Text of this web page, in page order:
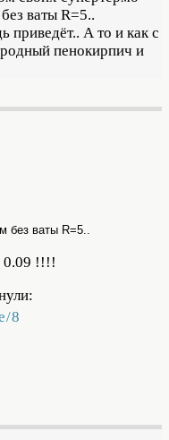
ваты R=5..
приведёт.. А то и как с
пенокирпич и
без ваты R=5..
0.09 !!!!
8